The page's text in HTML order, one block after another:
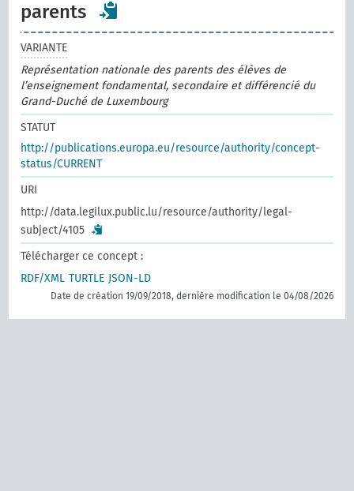
parents
VARIANTE
Représentation nationale des parents des élèves de
l’enseignement fondamental, secondaire et différencié du
Grand-Duché de Luxembourg
STATUT
http://publications.europa.eu/resource/authority/concept-
status/CURRENT
URI
http://data.legilux.public.lu/resource/authority/legal-
subject/4105
Télécharger ce concept :
RDF/XML TURTLE JSON-LD
Date de création 19/09/2018, dernière modification le 04/08/2026